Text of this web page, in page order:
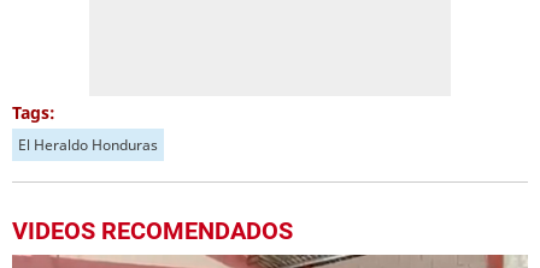
Tags:
El Heraldo Honduras
VIDEOS RECOMENDADOS